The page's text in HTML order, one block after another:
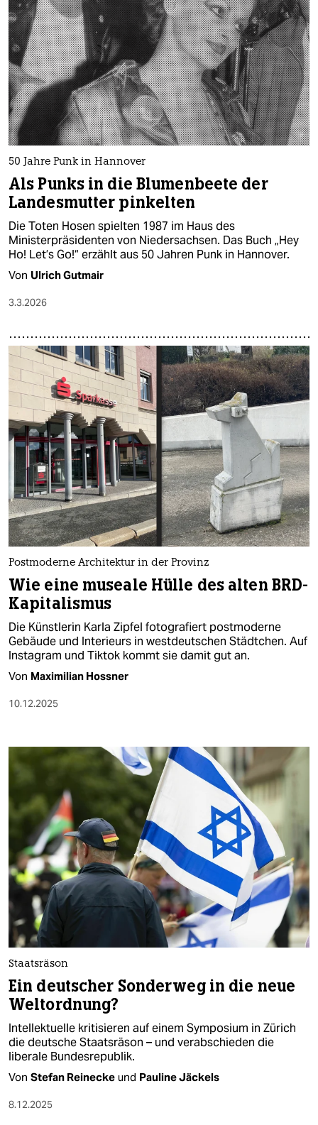
50 Jahre Punk in Hannover
Als Punks in die Blumenbeete der
Landesmutter pinkelten
Die Toten Hosen spielten 1987 im Haus des
Ministerpräsidenten von Niedersachsen. Das Buch „Hey
Ho! Let’s Go!“ erzählt aus 50 Jahren Punk in Hannover.
Von Ulrich Gutmair
3.3.2026
Postmoderne Architektur in der Provinz
Wie eine museale Hülle des alten BRD-
Kapitalismus
Die Künstlerin Karla Zipfel fotografiert postmoderne
Gebäude und Interieurs in westdeutschen Städtchen. Auf
Instagram und Tiktok kommt sie damit gut an.
Von Maximilian Hossner
10.12.2025
Staatsräson
Ein deutscher Sonderweg in die neue
Weltordnung?
Intellektuelle kritisieren auf einem Symposium in Zürich
die deutsche Staatsräson – und verabschieden die
liberale Bundesrepublik.
Von Stefan Reinecke und Pauline Jäckels
8.12.2025